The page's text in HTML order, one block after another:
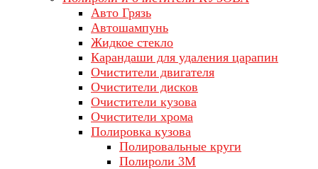
Авто Грязь
Автошампунь
Жидкое стекло
Карандаши для удаления царапин
Очистители двигателя
Очистители дисков
Очистители кузова
Очистители хрома
Полировка кузова
Полировальные круги
Полироли 3М